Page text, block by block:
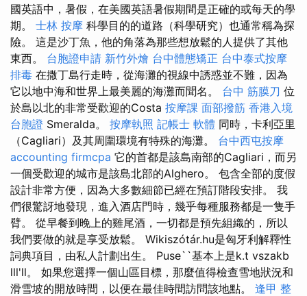
國英語中，暑假，在美國英語暑假期間是正確的或每天的學
期。 士林 按摩 科學目的的道路（科學研究）也通常稱為探
險。 這是沙丁魚，他的角落為那些想放鬆的人提供了其他
東西。 台胞證申請 新竹外燴 台中體態矯正 台中泰式按摩
排毒 在撒丁島行走時，從海灘的視線中誘惑並不難，因為
它以地中海和世界上最美麗的海灘而聞名。 台中 筋膜刀 位
於島以北的非常受歡迎的Costa 按摩課 面部撥筋 香港入境
台胞證 Smeralda。 按摩執照 記帳士 軟體 同時，卡利亞里
（Cagliari）及其周圍環境有特殊的海灘。 台中西屯按摩
accounting firmcpa 它的首都是該島南部的Cagliari，而另
一個受歡迎的城市是該島北部的Alghero。 包含全部的度假
設計非常方便，因為大多數細節已經在預訂階段安排。 我
們很驚訝地發現，進入酒店門時，幾乎每種服務都是一隻手
臂。 從早餐到晚上的雞尾酒，一切都是預先組織的，所以
我們要做的就是享受放鬆。 Wikiszótár.hu是匈牙利解釋性
詞典項目，由私人計劃出生。 Puse``基本上是k.t vszakb
lll'll。 如果您選擇一個山區目標，那麼值得檢查雪地狀況和
滑雪坡的開放時間，以便在最佳時間訪問該地點。 逢甲 整